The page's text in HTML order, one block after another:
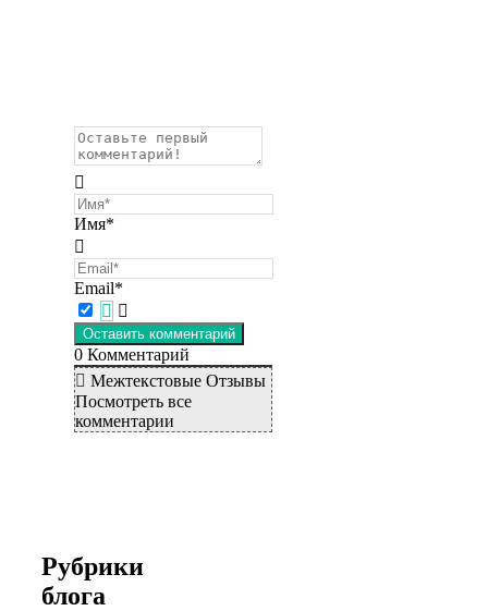
Имя*
Email*
0 Комментарий
Межтекстовые Отзывы
Посмотреть все
комментарии
Рубрики
блога